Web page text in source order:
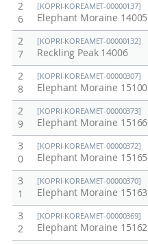
2
6
[KOPRI-KOREAMET-00000137]
Elephant Moraine 14005
2
7
[KOPRI-KOREAMET-00000132]
Reckling Peak 14006
2
8
[KOPRI-KOREAMET-00000307]
Elephant Moraine 15100
2
9
[KOPRI-KOREAMET-00000373]
Elephant Moraine 15166
3
0
[KOPRI-KOREAMET-00000372]
Elephant Moraine 15165
3
1
[KOPRI-KOREAMET-00000370]
Elephant Moraine 15163
3
2
[KOPRI-KOREAMET-00000369]
Elephant Moraine 15162